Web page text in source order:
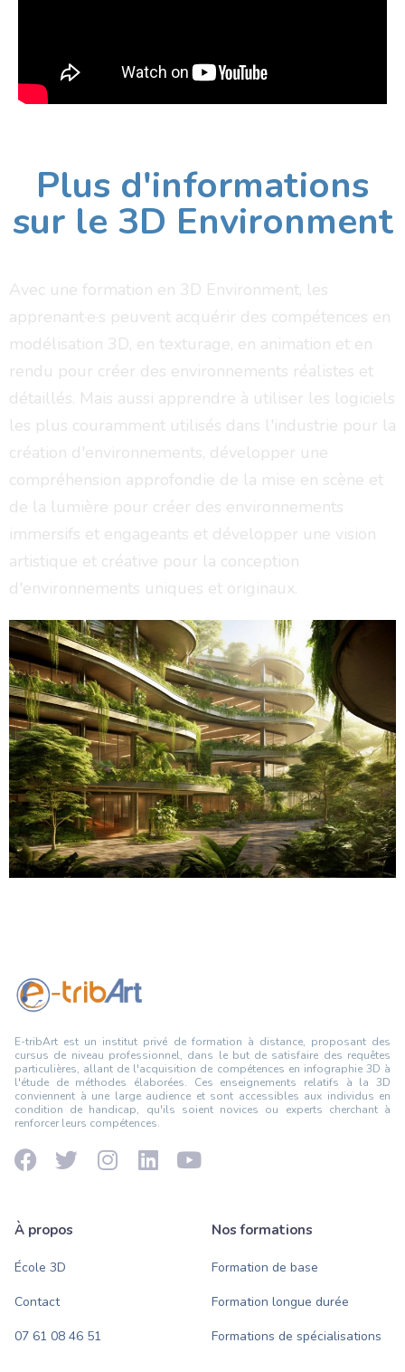
Plus d'informations
sur le 3D Environment
Avec une formation en 3D Environment, les
apprenant·e·s peuvent acquérir des compétences en
modélisation 3D, en texturage, en animation et en
rendu pour créer des environnements réalistes et
détaillés. Mais aussi apprendre à utiliser les logiciels
les plus couramment utilisés dans l'industrie pour la
création d'environnements, développer une
compréhension approfondie de la mise en scène et
de la lumière pour créer des environnements
immersifs et engageants et développer une vision
artistique et créative pour la conception
d'environnements uniques et originaux.
E-tribArt est un institut privé de formation à distance, proposant des
cursus de niveau professionnel, dans le but de satisfaire des requêtes
particulières, allant de l'acquisition de compétences en infographie 3D à
l'étude de méthodes élaborées. Ces enseignements relatifs à la 3D
conviennent à une large audience et sont accessibles aux individus en
condition de handicap, qu'ils soient novices ou experts cherchant à
renforcer leurs compétences.
À propos
École 3D
Contact
07 61 08 46 51
Nos formations
Formation de base
Formation longue durée
Formations de spécialisations